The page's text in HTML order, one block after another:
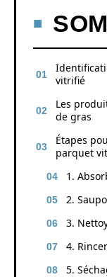
vitrifié
Les
de gras
Étapes
parquet
1.
2.
3.
4.
5.